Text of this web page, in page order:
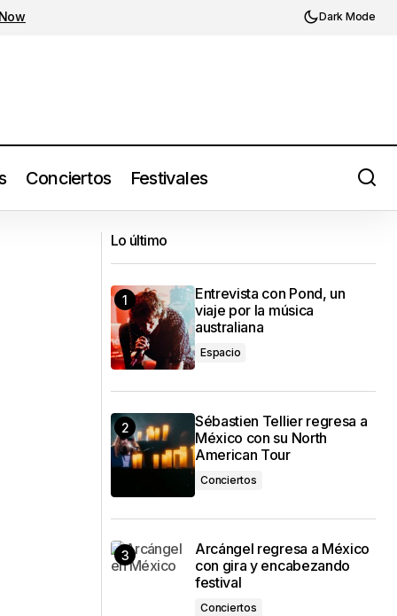
Dark Mode
Conciertos Festivales
Ejército de Salvación (2024)
Lo último
Entrevista con Pond, un
viaje por la música
australiana
Espacio
Sébastien Tellier regresa a
México con su North
American Tour
Conciertos
Arcángel regresa a México
con gira y encabezando
festival
Conciertos